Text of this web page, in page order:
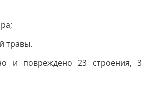
травы.
и повреждено 23 строения, 3